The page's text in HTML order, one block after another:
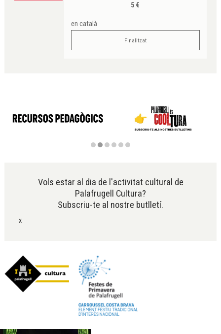
5 €
en català
Finalitzat
Vols estar al dia de l'activitat cultural de
Palafrugell Cultura?
Subscriu-te al nostre butlletí.
x